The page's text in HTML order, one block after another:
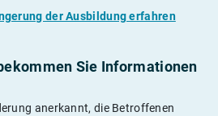
der Ausbildung erfahren
Sie Informationen
anerkannt, die Betroffenen